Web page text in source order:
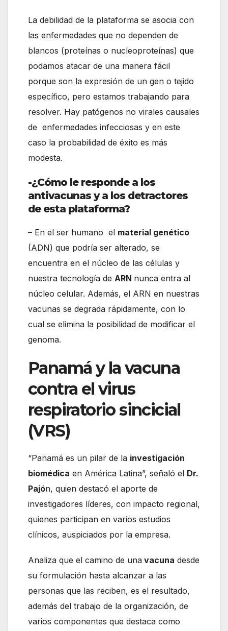
La debilidad de la plataforma se asocia con
las enfermedades que no dependen de
blancos (proteínas o nucleoproteínas) que
podamos atacar de una manera fácil
porque son la expresión de un gen o tejido
específico, pero estamos trabajando para
resolver. Hay patógenos no virales causales
de enfermedades infecciosas y en este
caso la probabilidad de éxito es más
modesta.
-¿Cómo le responde a los
antivacunas y a los detractores
de esta plataforma?
– En el ser humano el material genético
(ADN) que podría ser alterado, se
encuentra en el núcleo de las células y
nuestra tecnología de ARN nunca entra al
núcleo celular. Además, el ARN en nuestras
vacunas se degrada rápidamente, con lo
cual se elimina la posibilidad de modificar el
genoma.
Panamá y la vacuna
contra el virus
respiratorio sincicial
(VRS)
“Panamá es un pilar de la investigación
biomédica en América Latina”, señaló el Dr.
Pajón, quien destacó el aporte de
investigadores líderes, con impacto regional,
quienes participan en varios estudios
clínicos, auspiciados por la empresa.
Analiza que el camino de una vacuna desde
su formulación hasta alcanzar a las
personas que las reciben, es el resultado,
además del trabajo de la organización, de
varios componentes que destaca como